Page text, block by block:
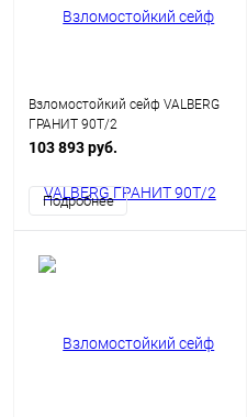
Взломостойкий сейф VALBERG
ГРАНИТ 90Т/2
103 893 руб.
Подробнее